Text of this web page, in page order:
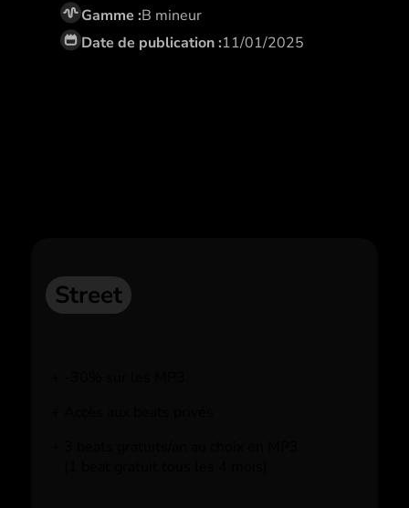
Gamme :B mineur
Date de publication :11/01/2025
Street